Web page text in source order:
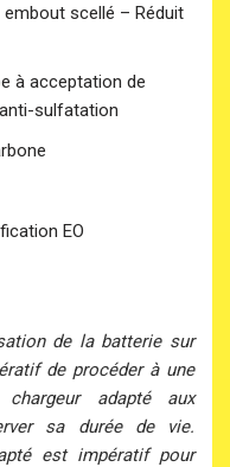
scellé – Réduit
à acceptation de
sulfatation
EO
de la batterie sur
de procéder à une
adapté aux
sa durée de vie.
est impératif pour